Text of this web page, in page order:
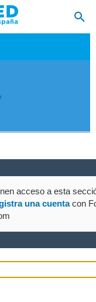
acceso a esta
una cuentacon